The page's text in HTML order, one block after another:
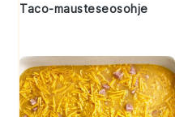
Taco-mausteseosohje